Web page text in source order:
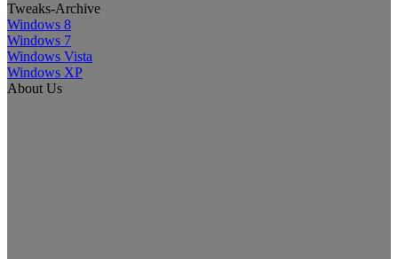
Tweaks-Archive
Windows 8
Windows 7
Windows Vista
Windows XP
About Us